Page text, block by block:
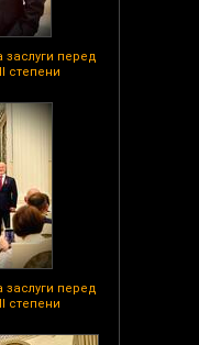
перед
степени
перед
степени